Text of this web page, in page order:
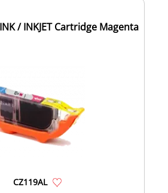
/ INKJET Cartridge Magenta
CZ119AL